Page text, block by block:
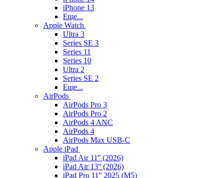
iPhone 13
Еще...
Apple Watch
Ultra 3
Series SE 3
Series 11
Series 10
Ultra 2
Series SE 2
Еще...
AirPods
AirPods Pro 3
AirPods Pro 2
AirPods 4 ANC
AirPods 4
AirPods Max USB-C
Apple iPad
iPad Air 11'' (2026)
iPad Air 13'' (2026)
iPad Pro 11'' 2025 (M5)